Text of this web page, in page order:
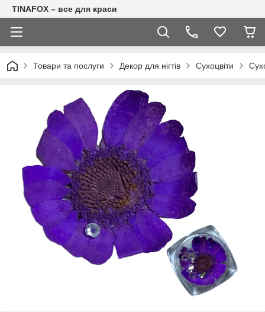
TINAFOX – все для краси
Товари та послуги Декор для нігтів Сухоцвіти